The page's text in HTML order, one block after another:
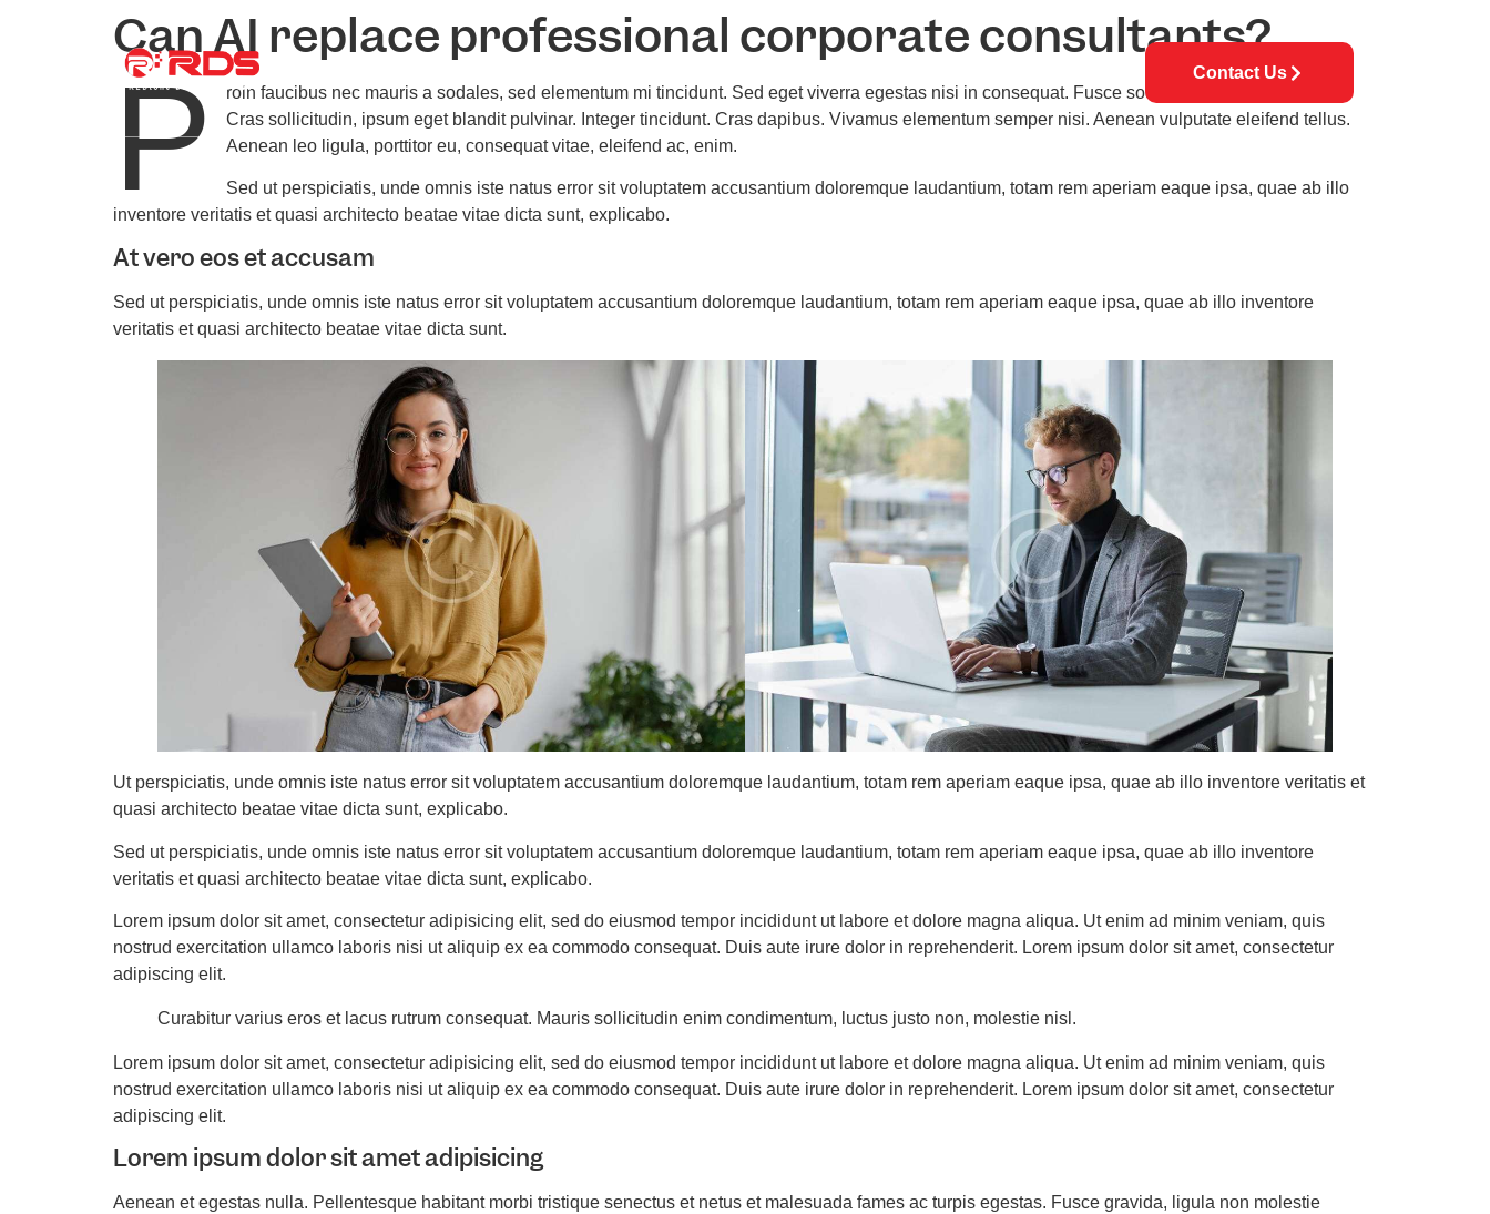
Contact Us
Can AI replace professional corporate consultants?
P
roin faucibus nec mauris a sodales, sed elementum mi tincidunt. Sed eget viverra egestas nisi in consequat. Fusce sodales augue a accumsan.
Cras sollicitudin, ipsum eget blandit pulvinar. Integer tincidunt. Cras dapibus. Vivamus elementum semper nisi. Aenean vulputate eleifend tellus.
Aenean leo ligula, porttitor eu, consequat vitae, eleifend ac, enim.
Sed ut perspiciatis, unde omnis iste natus error sit voluptatem accusantium doloremque laudantium, totam rem aperiam eaque ipsa, quae ab illo
inventore veritatis et quasi architecto beatae vitae dicta sunt, explicabo.
At vero eos et accusam
Sed ut perspiciatis, unde omnis iste natus error sit voluptatem accusantium doloremque laudantium, totam rem aperiam eaque ipsa, quae ab illo inventore
veritatis et quasi architecto beatae vitae dicta sunt.
Ut perspiciatis, unde omnis iste natus error sit voluptatem accusantium doloremque laudantium, totam rem aperiam eaque ipsa, quae ab illo inventore veritatis et
quasi architecto beatae vitae dicta sunt, explicabo.
Sed ut perspiciatis, unde omnis iste natus error sit voluptatem accusantium doloremque laudantium, totam rem aperiam eaque ipsa, quae ab illo inventore
veritatis et quasi architecto beatae vitae dicta sunt, explicabo.
Lorem ipsum dolor sit amet, consectetur adipisicing elit, sed do eiusmod tempor incididunt ut labore et dolore magna aliqua. Ut enim ad minim veniam, quis
nostrud exercitation ullamco laboris nisi ut aliquip ex ea commodo consequat. Duis aute irure dolor in reprehenderit. Lorem ipsum dolor sit amet, consectetur
adipiscing elit.
Curabitur varius eros et lacus rutrum consequat. Mauris sollicitudin enim condimentum, luctus justo non, molestie nisl.
Lorem ipsum dolor sit amet, consectetur adipisicing elit, sed do eiusmod tempor incididunt ut labore et dolore magna aliqua. Ut enim ad minim veniam, quis
nostrud exercitation ullamco laboris nisi ut aliquip ex ea commodo consequat. Duis aute irure dolor in reprehenderit. Lorem ipsum dolor sit amet, consectetur
adipiscing elit.
Lorem ipsum dolor sit amet adipisicing
Aenean et egestas nulla. Pellentesque habitant morbi tristique senectus et netus et malesuada fames ac turpis egestas. Fusce gravida, ligula non molestie